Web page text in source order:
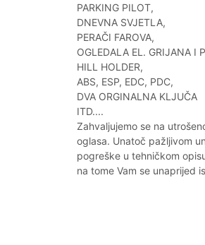
PARKING PILOT,
DNEVNA SVJETLA,
PERAČI FAROVA,
OGLEDALA EL. GRIJANA I
HILL HOLDER,
ABS, ESP, EDC, PDC,
DVA ORGINALNA KLJUČA
ITD....
Zahvaljujemo se na
oglasa. Unatoč pažljivom
pogreške u tehničkom
na tome Vam se unaprijed